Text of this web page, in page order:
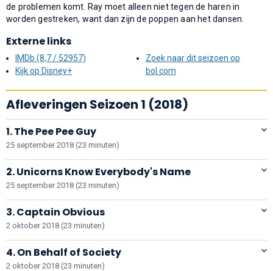
de problemen komt. Ray moet alleen niet tegen de haren in
worden gestreken, want dan zijn de poppen aan het dansen.
Externe links
IMDb (8,7 / 52957)
Kijk op Disney+
Zoek naar dit seizoen op
bol.com
Afleveringen Seizoen 1 (2018)
1. The Pee Pee Guy
25 september 2018 (23 minuten)
2. Unicorns Know Everybody's Name
25 september 2018 (23 minuten)
3. Captain Obvious
2 oktober 2018 (23 minuten)
4. On Behalf of Society
2 oktober 2018 (23 minuten)